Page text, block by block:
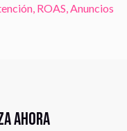
, ROAS,Anuncios
ahora